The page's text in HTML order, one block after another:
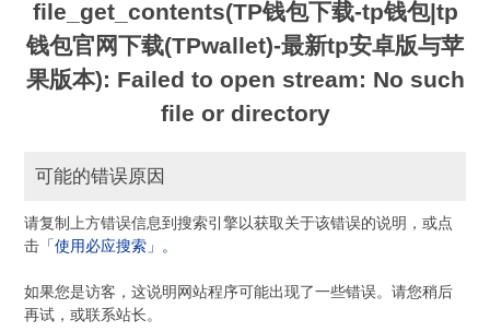
file_get_contents(TP钱包下载-tp钱包|tp
钱包官网下载(TPwallet)-最新tp安卓版与苹
果版本): Failed to open stream: No such
file or directory
可能的错误原因
请复制上方错误信息到搜索引擎以获取关于该错误的说明，或点
击 「使用必应搜索」。
如果您是访客，这说明网站程序可能出现了一些错误。请您稍后
再试，或联系站长。